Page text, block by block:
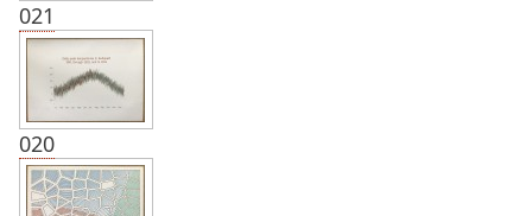
021
020